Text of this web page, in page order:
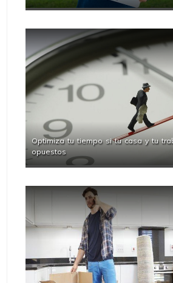
Optimiza tu tiempo si tu casa y tu
opuestos